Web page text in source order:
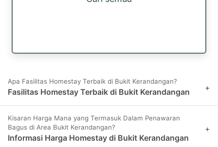
Apa Fasilitas Homestay Terbaik di Bukit Kerandangan?
Fasilitas Homestay Terbaik di Bukit Kerandangan +
Kisaran Harga Mana yang Termasuk Dalam Penawaran
Bagus di Area Bukit Kerandangan?
Informasi Harga Homestay di Bukit Kerandangan
+